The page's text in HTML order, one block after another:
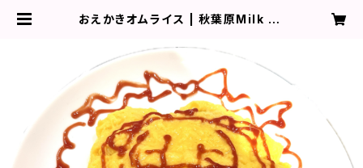
おえかきオムライス | 秋葉原Milk Te